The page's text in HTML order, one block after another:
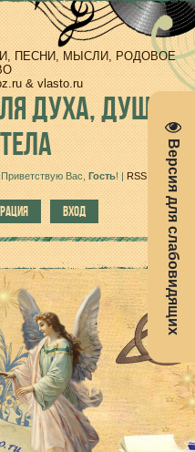
Версия для слабовидящих
ПЕСНИ, МЫСЛИ, РОДОВОЕ
& vlasto.ru
ДУХА, ДУШИ,
Приветствую Вас Гость! | RSS
ВХОД